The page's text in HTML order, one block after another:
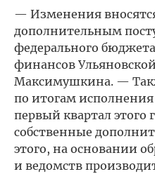
— Изменения
дополнительным
федерального
финансов
Максимушкина. —
по итогам
первый квартал этого
собственные
этого, на основании
и ведомств